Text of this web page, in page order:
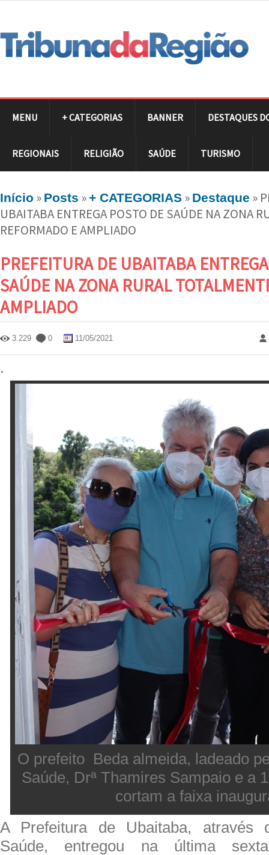
MENU + CATEGORIAS BANNER DESTAQUES
REGIONAIS RELIGIÃO SAÚDE TURISMO
Início » Posts »+ CATEGORIAS » Destaque »
UBAITABA ENTREGA POSTO DE SAÚDE NA ZONA
REFORMADO E AMPLIADO
PREFEITURA DE UBAITABA
SAÚDE NA ZONA RURAL
AMPLIADO
3.229 0 11/05/2021
.
O prefeito Beda almeida, ladeado
Saúde, Drª Thamires Sampaio e a
cortam a faixa
A Prefeitura de Ubaitaba, através
Saúde, entregou na última